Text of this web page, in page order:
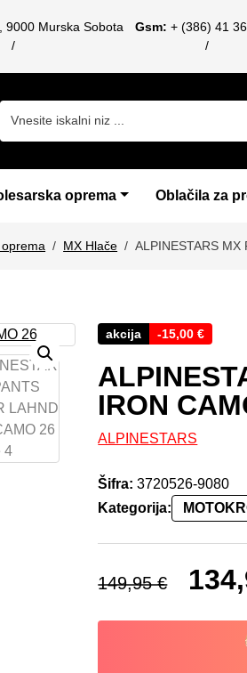
9000 Murska Sobota Gsm: + (386) 41
oprema Oblačila za
MX Hlače ALPINESTARS MX
akcija -15,00€
IRON
ALPINESTARS
Šifra:3720526-9080
Kategorija:
149,95€
Izvirna